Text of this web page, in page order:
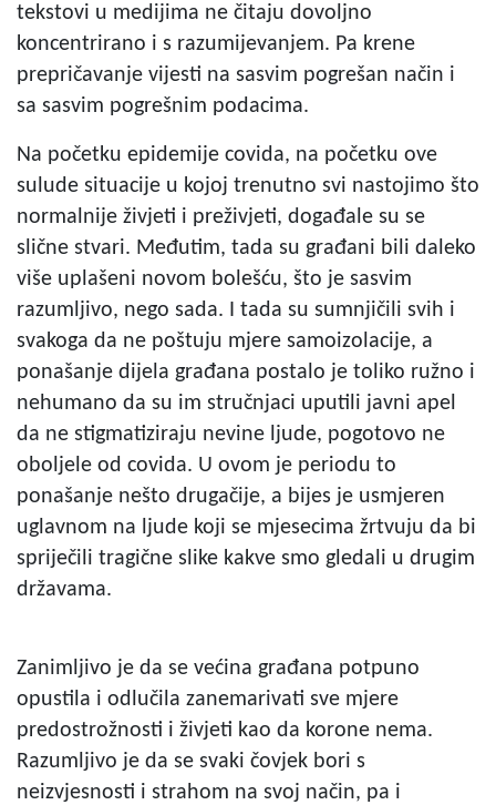
tekstovi u medijima ne čitaju dovoljno
koncentrirano i s razumijevanjem. Pa krene
prepričavanje vijesti na sasvim pogrešan način i
sa sasvim pogrešnim podacima.
Na početku epidemije covida, na početku ove
sulude situacije u kojoj trenutno svi nastojimo što
normalnije živjeti i preživjeti, događale su se
slične stvari. Međutim, tada su građani bili daleko
više uplašeni novom bolešću, što je sasvim
razumljivo, nego sada. I tada su sumnjičili svih i
svakoga da ne poštuju mjere samoizolacije, a
ponašanje dijela građana postalo je toliko ružno i
nehumano da su im stručnjaci uputili javni apel
da ne stigmatiziraju nevine ljude, pogotovo ne
oboljele od covida. U ovom je periodu to
ponašanje nešto drugačije, a bijes je usmjeren
uglavnom na ljude koji se mjesecima žrtvuju da bi
spriječili tragične slike kakve smo gledali u drugim
državama.
Zanimljivo je da se većina građana potpuno
opustila i odlučila zanemarivati sve mjere
predostrožnosti i živjeti kao da korone nema.
Razumljivo je da se svaki čovjek bori s
neizvjesnosti i strahom na svoj način, pa i